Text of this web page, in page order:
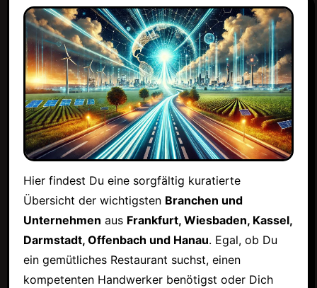
Hier findest Du eine sorgfältig kuratierte
Übersicht der wichtigsten Branchen und
Unternehmen aus Frankfurt, Wiesbaden, Kassel,
Darmstadt, Offenbach und Hanau. Egal, ob Du
ein gemütliches Restaurant suchst, einen
kompetenten Handwerker benötigst oder Dich